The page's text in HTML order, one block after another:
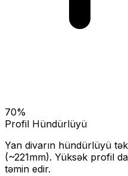
70%
Profil Hündürlüyü
Yan divarın hündürlüyü
(~221mm). Yüksək profil
təmin edir.